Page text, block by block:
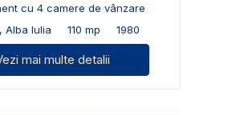
cu 4 camere de vânzare
Alba Iulia
110 mp 1980
mai multe detalii